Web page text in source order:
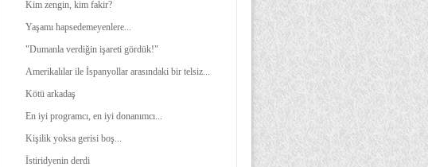
Kim zengin, kim fakir?
Yaşamı hapsedemeyenlere...
"Dumanla verdiğin işareti gördük!"
Amerikalılar ile İspanyollar arasındaki bir telsiz...
Kötü arkadaş
En iyi programcı, en iyi donanımcı...
Kişilik yoksa gerisi boş...
İstiridyenin derdi